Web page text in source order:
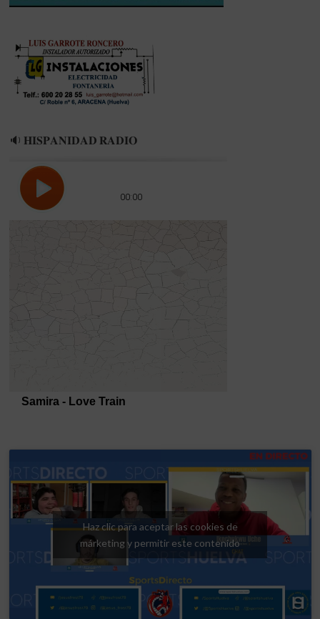
🔉 𝐇𝐈𝐒𝐏𝐀𝐍𝐈𝐃𝐀𝐃 𝐑𝐀𝐃𝐈𝐎
Haz clic para aceptar las cookies de
márketing y permitir este contenido